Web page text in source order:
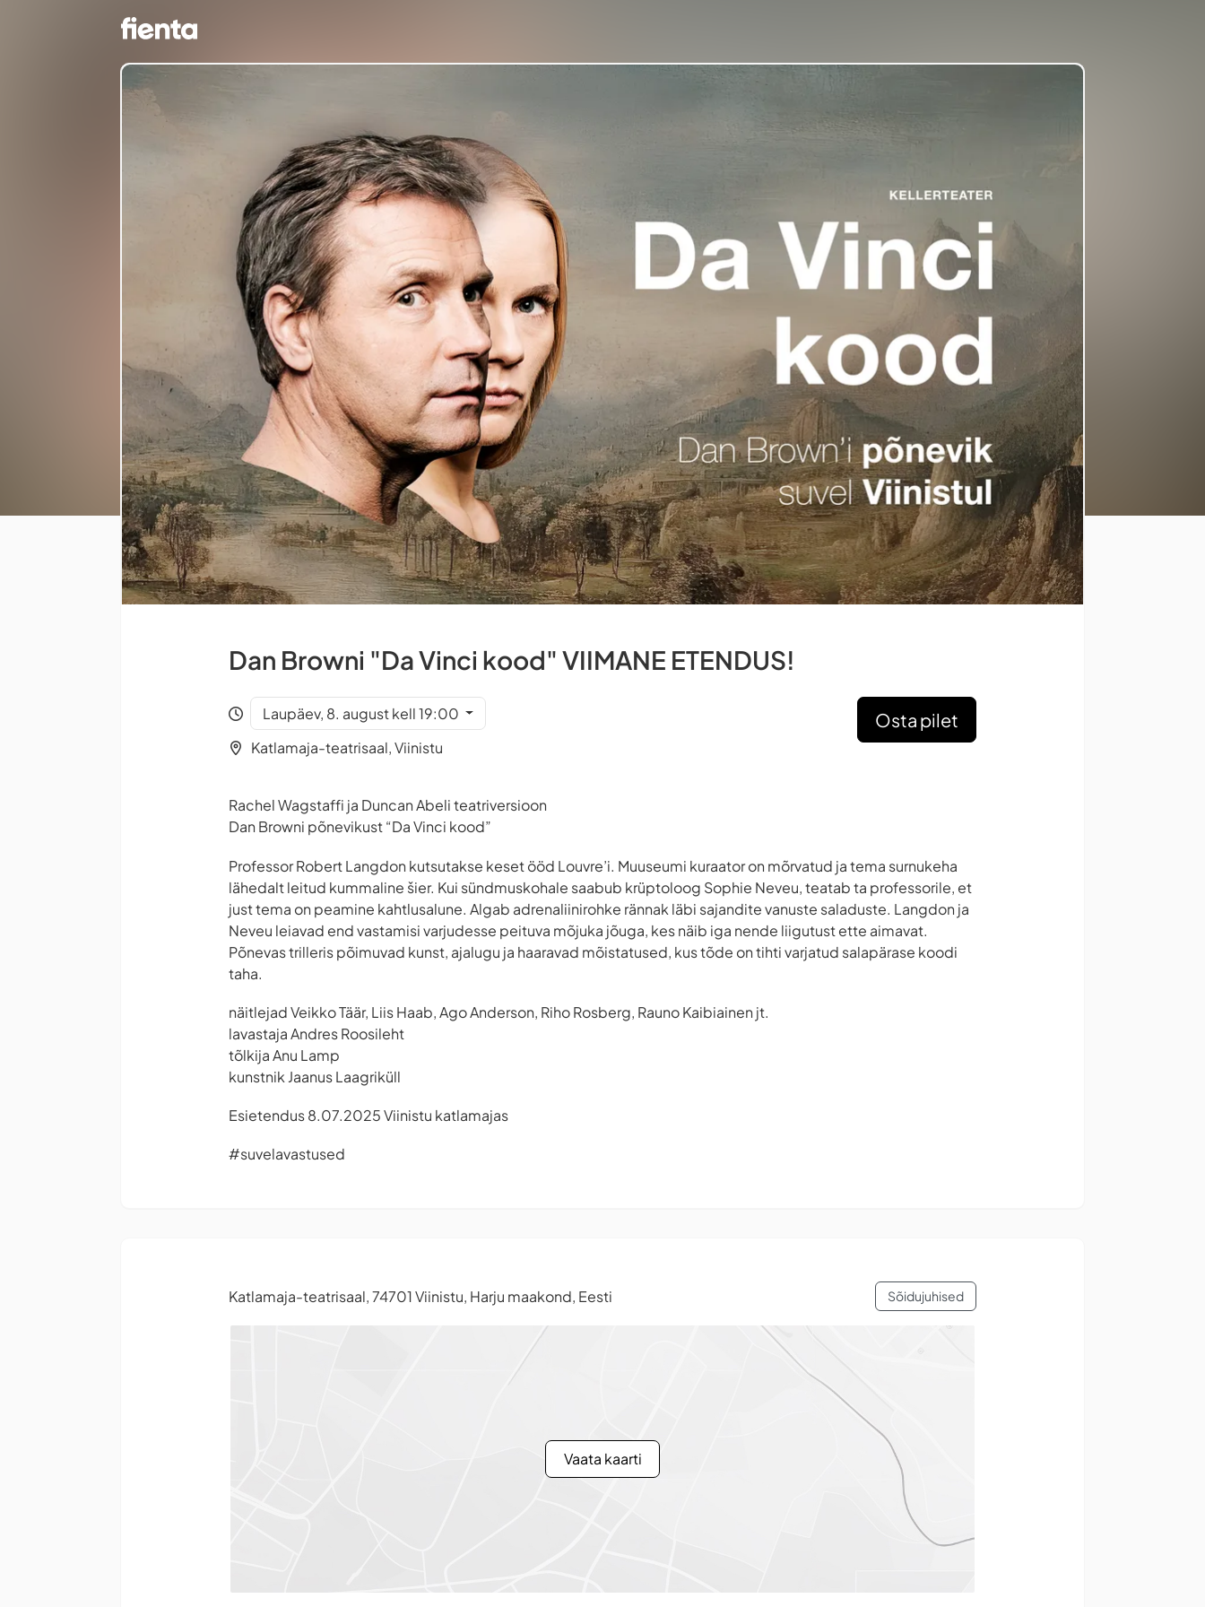
Dan Browni "Da Vinci kood" VIIMANE ETENDUS!
Laupäev, 8. august kell 19:00
Katlamaja-teatrisaal, Viinistu
Osta pilet
Rachel Wagstaffi ja Duncan Abeli teatriversioon
Dan Browni põnevikust “Da Vinci kood”
Professor Robert Langdon kutsutakse keset ööd Louvre’i. Muuseumi kuraator on mõrvatud ja tema surnukeha
lähedalt leitud kummaline šier. Kui sündmuskohale saabub krüptoloog Sophie Neveu, teatab ta professorile, et
just tema on peamine kahtlusalune. Algab adrenaliinirohke rännak läbi sajandite vanuste saladuste. Langdon ja
Neveu leiavad end vastamisi varjudesse peituva mõjuka jõuga, kes näib iga nende liigutust ette aimavat.
Põnevas trilleris põimuvad kunst, ajalugu ja haaravad mõistatused, kus tõde on tihti varjatud salapärase koodi
taha.
näitlejad Veikko Täär, Liis Haab, Ago Anderson, Riho Rosberg, Rauno Kaibiainen jt.
lavastaja Andres Roosileht
tõlkija Anu Lamp
kunstnik Jaanus Laagriküll
Esietendus 8.07.2025 Viinistu katlamajas
#suvelavastused
Katlamaja-teatrisaal, 74701 Viinistu, Harju maakond, Eesti Sõidujuhised
Vaata kaarti